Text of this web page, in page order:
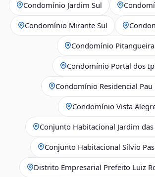
Condomínio Jardim Sul
Condomínio Mirante Sul
Condomínio
Condomínio Portal dos
Condomínio Residencial Pau
Condomínio Vista
Conjunto Habitacional Jardim
Conjunto Habitacional Sílvio
Distrito Empresarial Prefeito Luiz